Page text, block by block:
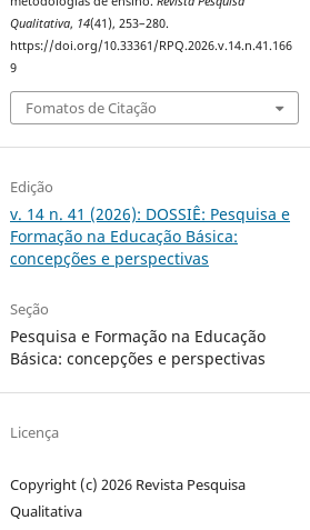
Qualitativa, 14(41), 253–280.
https://doi.org/10.33361/RPQ.2026.v.14.n.41.166
9
Fomatos de Citação
Edição
v. 14 n. 41 (2026): DOSSIÊ: Pesquisa e
Formação na Educação Básica:
concepções e perspectivas
Seção
Pesquisa e Formação na Educação
Básica: concepções e perspectivas
Licença
Copyright (c) 2026 Revista Pesquisa
Qualitativa